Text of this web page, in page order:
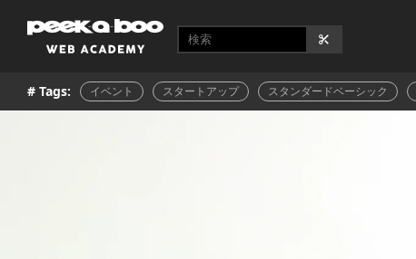
# Tags: イベント スタートアップ スタンダードベーシック